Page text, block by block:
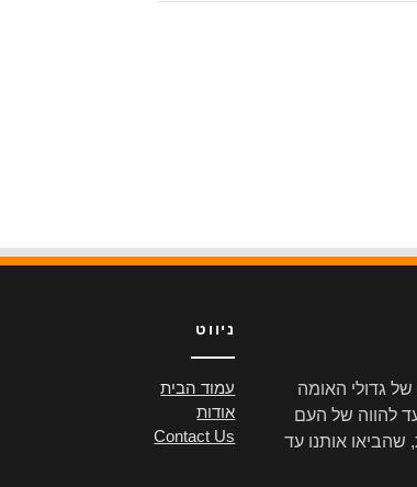
גדולי האומה
להווה של העם
שהביאו אותנו עד
ניווט
עמוד הבית
אודות
Contact Us